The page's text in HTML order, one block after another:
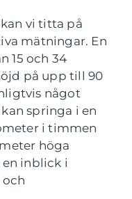
vi titta på
mätningar. En
15 och 34
på upp till 90
något
springa i en
i timmen
höga
en inblick i